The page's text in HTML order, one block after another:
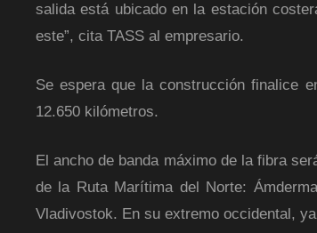
salida está ubicado en la estación
este”, cita TASS al empresario.
Se espera que la construcción finalice
12.650 kilómetros.
El ancho de banda máximo de la fibra
de la Ruta Marítima del Norte:
Vladivostok. En su extremo occidental,